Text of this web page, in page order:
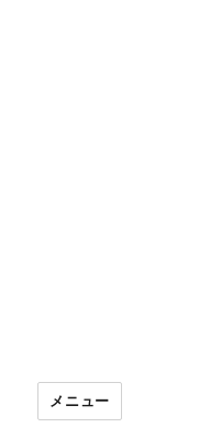
メニュー